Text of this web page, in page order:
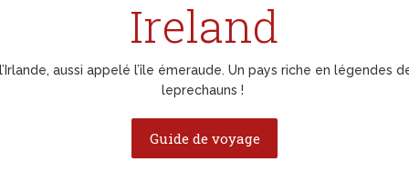
Ireland
aussi appelé l’île émeraude. Un pays riche en légendes
leprechauns !
Guide de voyage